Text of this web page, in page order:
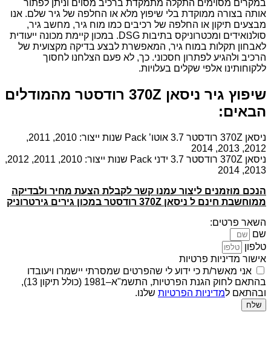
במקרים מסוימים התקלה מתמקדת ברכיב מסוים וניתן לפתור
אותה בצורה ממוקדת בלי שיפוץ מלא או החלפה של גיר שלם. אנו
מבצעים תיקון או החלפה של רכיבים כמו מוח גיר, מחשב גיר,
סולנואידים ומכטרוניקס בתיבות DSG. במכון קיימת מכונה ייעודית
לאבחון תקלות במוח גיר, המאפשרת לבצע בדיקה מקצועית של
הרכיב ולהגיע לפתרון חסכוני. כך, לא פעם הצלחנו לחסוך
ללקוחותינו אלפי שקלים בעלויות.
שיפוץ גיר ניסאן 370Z רודסטר מהמודלים
הבאים:
ניסאן 370Z רודסטר 3.7 אוטו’ Pack שנות ייצור: 2010, 2011,
2012, 2013, 2014
ניסאן 370Z רודסטר 3.7 ידני Pack שנות ייצור: 2010, 2011, 2012,
2013, 2014
הנכם מוזמנים ליצור עמנו קשר לקבלת הצעת מחיר ולבדיקה
ממוחשבת חינם ל ניסאן 370Z רודסטר במכון גירים גירטרוניק
השאר פרטים:
שם
טלפון
אישור מדיניות פרטיות
אני מאשר/ת כי ידוע לי שהפרטים שמסרתי יישמרו ויעובדו
בהתאם לחוק הגנת הפרטיות, התשמ"א–1981 (כולל תיקון 13),
ובהתאם למדיניות הפרטיות שלנו.
שלח